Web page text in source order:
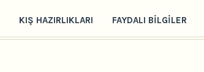
KIŞ HAZIRLIKLARI FAYDALI BILGILER